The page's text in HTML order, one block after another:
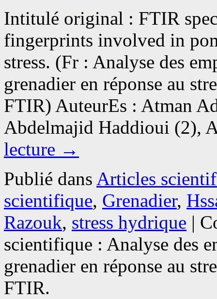
Intitulé original : FTIR
fingerprints involved in
stress. (Fr : Analyse des
grenadier en réponse au
FTIR) AuteurEs : Atman
Abdelmajid Haddioui (2),
lecture →
Publié dans Articles
scientifique, Grenadier,
Razouk, stress hydrique |
scientifique : Analyse des
grenadier en réponse au
FTIR.